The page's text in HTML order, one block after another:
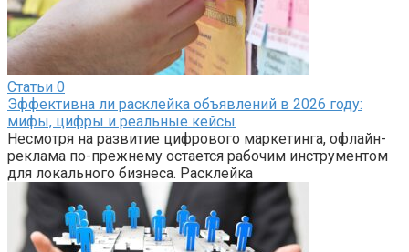
Статьи 0
Эффективна ли расклейка объявлений в 2026 году:
мифы, цифры и реальные кейсы
Несмотря на развитие цифрового маркетинга, офлайн-
реклама по-прежнему остается рабочим инструментом
для локального бизнеса. Расклейка